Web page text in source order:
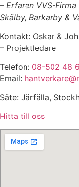
– Erfaren VVS-
Skälby, Barkarby &
Kontakt: Oskar &
– Projektledare
Telefon: 08-502 48
Email:
Säte: Järfälla,
Hitta till oss